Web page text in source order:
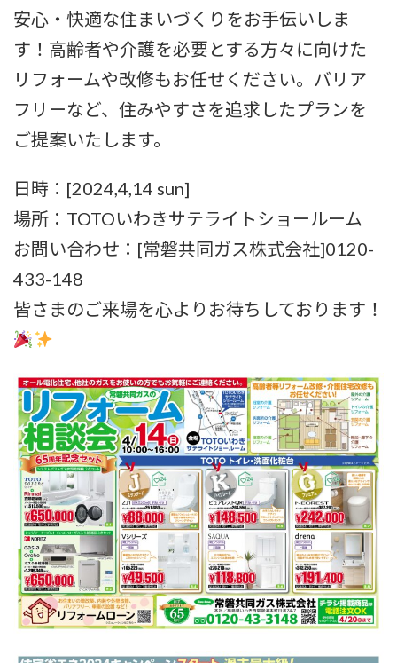
安心・快適な住まいづくりをお手伝いしま
す！高齢者や介護を必要とする方々に向けた
リフォームや改修もお任せください。バリア
フリーなど、住みやすさを追求したプランを
ご提案いたします。
日時：[2024,4,14 sun]
場所：TOTOいわきサテライトショールーム
お問い合わせ：[常磐共同ガス株式会社]0120-
433-148
皆さまのご来場を心よりお待ちしております！